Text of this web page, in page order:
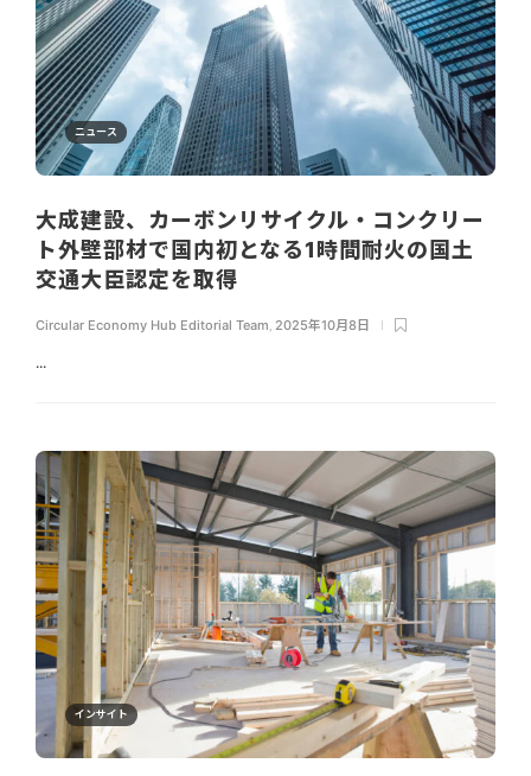
ニュース
大成建設、カーボンリサイクル・コンクリー
ト外壁部材で国内初となる1時間耐火の国土
交通大臣認定を取得
Circular Economy Hub Editorial Team 2025年10月8日
...
インサイト